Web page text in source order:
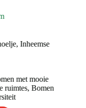
, Inheemse
met mooie
ruimtes, Bomen